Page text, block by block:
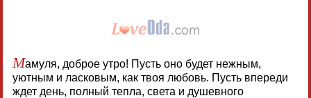
Мамуля, доброе утро! Пусть оно будет нежным,
уютным и ласковым, как твоя любовь. Пусть впереди
ждет день, полный тепла, света и душевного